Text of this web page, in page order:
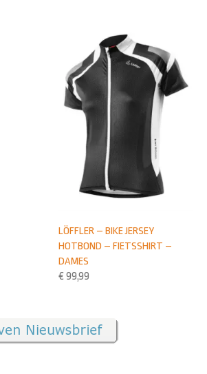
LÖFFLER – BIKE JERSEY
HOTBOND – FIETSSHIRT –
DAMES
€ 99,99